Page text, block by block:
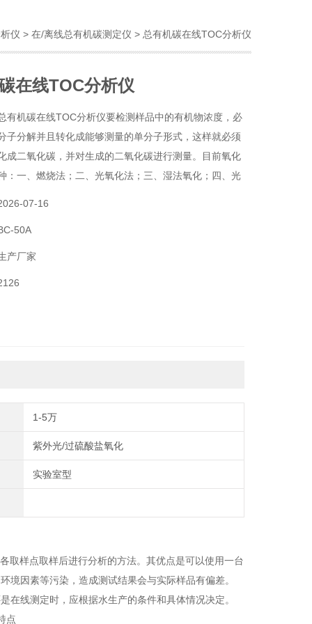
仪 > 在/离线总有机碳测定仪 > 总有机碳在线TOC分析仪
在线TOC分析仪
有机碳在线TOC分析仪要检测样品中的有机物浓度，必
子分解并且转化成能够测量的单分子形式，这样就必须
成二氧化碳，并对生成的二氧化碳进行测量。目前氧化
：一、燃烧法；二、光氧化法；三、湿法氧化；四、光
07-16
50A
产厂家
1-5万
紫外光/过硫酸盐氧化
实验室型
取样点取样后进行分析的方法。其优点是可以使用一台
因素等污染，造成测试结果会与实际样品有偏差。
线测定时，应根据水生产的条件和具体情况决定。
点